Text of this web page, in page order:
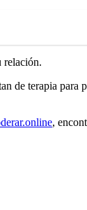
relación.
de terapia para
,